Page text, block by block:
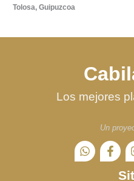
Tolosa, Guipuzcoa
Los mejores
Un